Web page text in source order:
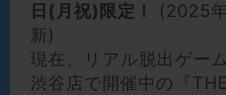
日(月祝)限定！
(2025
新)
現在、リアル脱出ゲー
渋谷店で開催中の『